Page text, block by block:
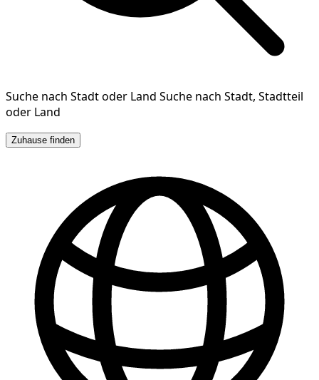
Suche nach Stadt oder Land Suche nach Stadt, Stadtteil
oder Land
Zuhause finden